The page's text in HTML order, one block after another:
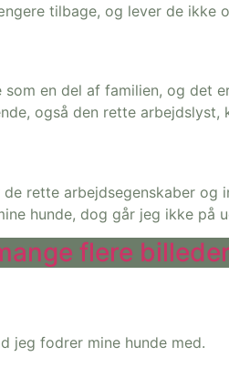
tilbage, og lever de ikke
en del af familien, og det
også den rette arbejdslyst,
rette arbejdsegenskaber
hunde, dog går jeg ikke på
flere
jeg fodrer mine hunde med.